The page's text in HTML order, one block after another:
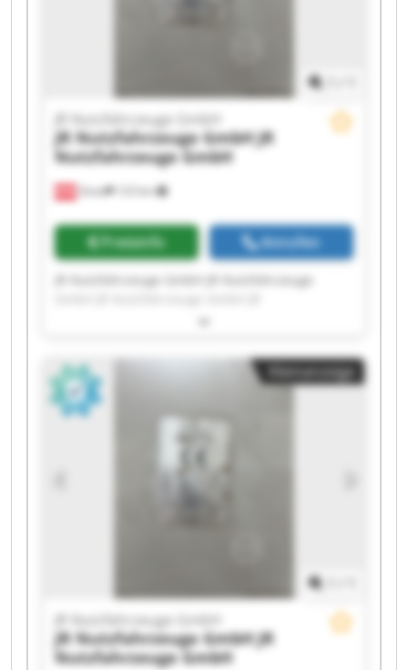
Gnas 123 km
JR Nutzfahrzeuge GmbH
JR Nutzfahrzeuge GmbHJR
Nutzfahrzeuge GmbH
Preisinfo Anrufen
JR Nutzfahrzeuge GmbH JR Nutzfahrzeuge
Nutzfahrzeuge GmbH JR Nutzfahrzeuge GmbH
GmbH JR Nutzfahrzeuge GmbH JR
Nutzfahrzeuge GmbH JR Nutzfahrzeuge GmbH
JR Nutzfahrzeuge GmbH JR Nutzfahrzeuge
GmbH JR Nutzfahrzeuge GmbH JR
Nutzfahrzeuge GmbH JR Nutzfahrzeuge GmbH
JR Nutzfahrzeuge GmbH JR Nutzfahrzeuge
GmbH JR Nutzfahrzeuge GmbH JR
Nutzfahrzeuge GmbH JR Nutzfahrzeuge GmbH
Kleinanzeige
JR Nutzfahrzeuge GmbH
JR Nutzfahrzeuge GmbHJR
Nutzfahrzeuge GmbH